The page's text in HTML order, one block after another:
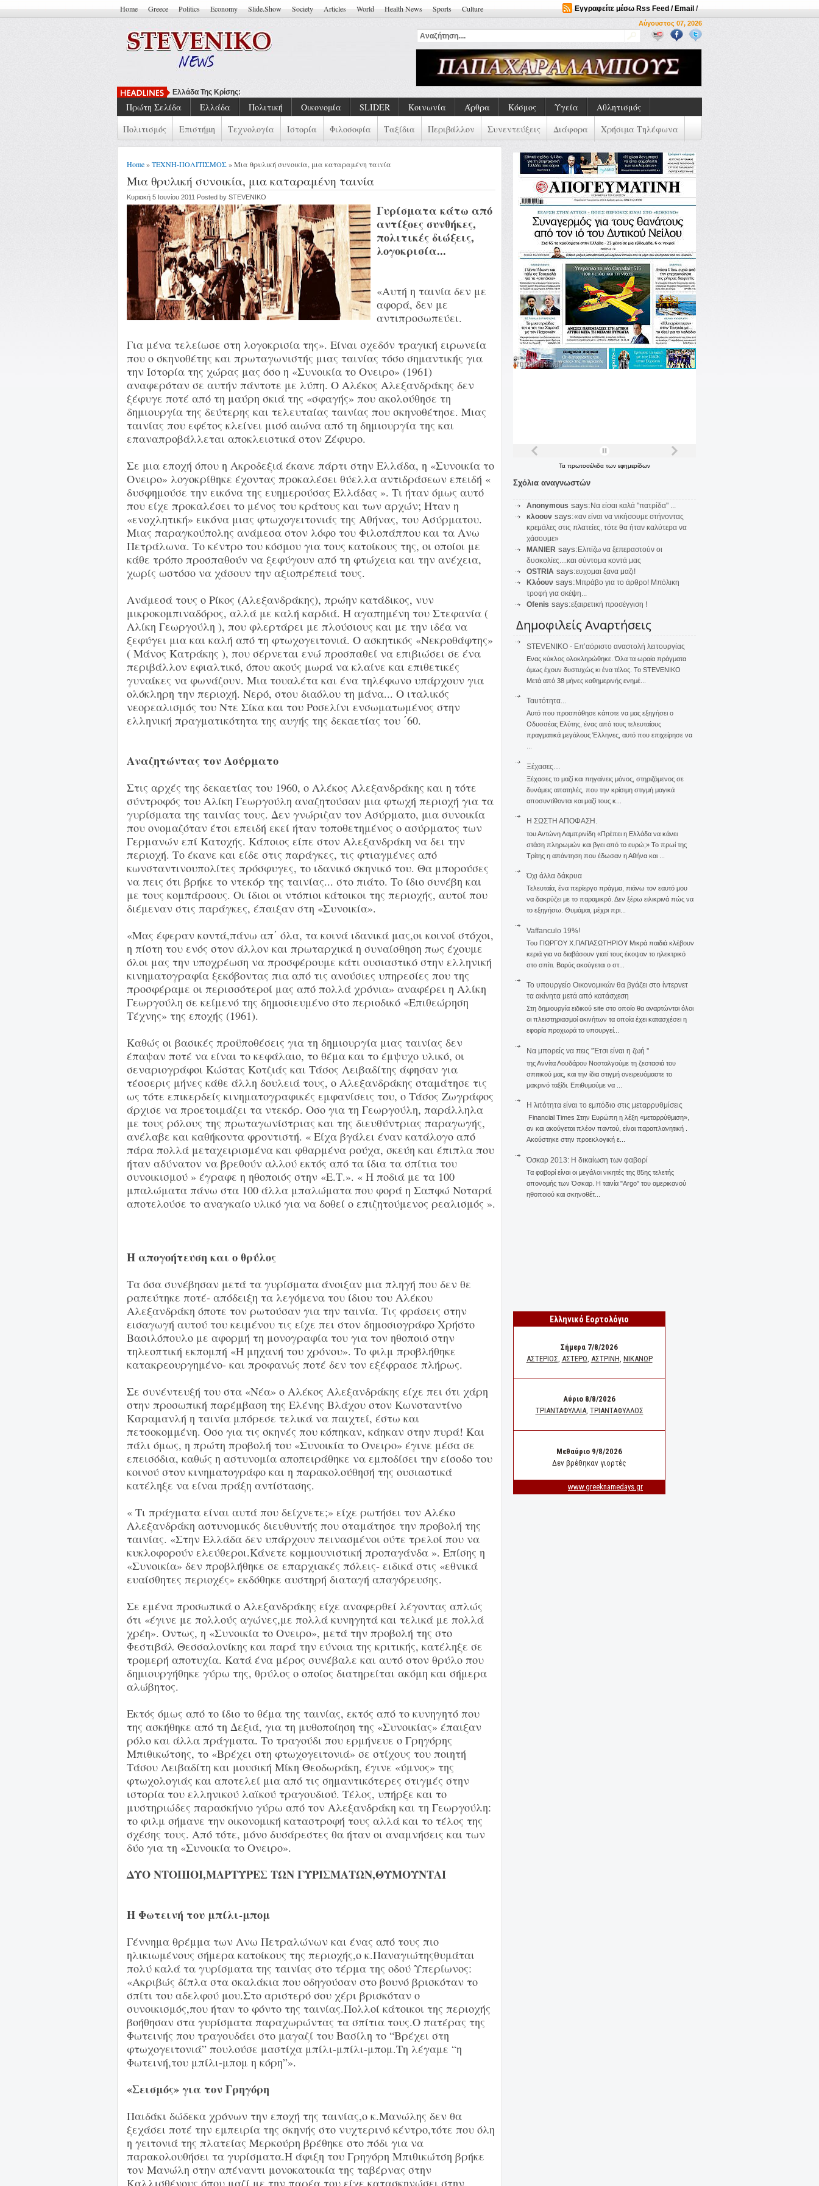
Home Greece Politics Economy Slide.Show Society Articles World Health News Sports Culture Εγγραφείτε μέσω Rss Feed / Email /
Αύγουστος 07, 2026
Ελλάδα Της Κρίσης: Συλλογικά Τραύματα Και Συλλογικές Ευθ
Πρώτη Σελίδα Ελλάδα Πολιτική Οικονομία SLIDER Κοινωνία Άρθρα Κόσμος Υγεία
Αθλητισμός
Πολιτισμός
Επιστήμη Τεχνολογία Ιστορία Φιλοσοφία Ταξίδια Περιβάλλον Συνεντεύξεις Διάφορα Χρήσιμα Τηλέφωνα
Home»ΤΕΧΝΗ-ΠΟΛΙΤΙΣΜΟΣ» Μια θρυλική συνοικία, μια καταραμένη ταινία
Μια θρυλική συνοικία, μια καταραμένη ταινία
Κυριακή 5 Ιουνίου 2011 Posted by STEVENIKO
Γυρίσματα κάτω από
αντίξοες συνθήκες,
πολιτικές διώξεις,
λογοκρισία...
«Αυτή η ταινία δεν με
αφορά, δεν με
αντιπροσωπεύει.
Για μένα τελείωσε στη λογοκρισία της». Είναι σχεδόν τραγική ειρωνεία
που ο σκηνοθέτης και πρωταγωνιστής μιας ταινίας τόσο σημαντικής για
την Ιστορία της χώρας μας όσο η «Συνοικία το Ονειρο» (1961)
αναφερόταν σε αυτήν πάντοτε με λύπη. Ο Αλέκος Αλεξανδράκης δεν
ξέφυγε ποτέ από τη μαύρη σκιά της «σφαγής» που ακολούθησε τη
δημιουργία της δεύτερης και τελευταίας ταινίας που σκηνοθέτησε. Μιας
ταινίας που εφέτος κλείνει μισό αιώνα από τη δημιουργία της και
επαναπροβάλλεται αποκλειστικά στον Ζέφυρο.
Σε μια εποχή όπου η Ακροδεξιά έκανε πάρτι στην Ελλάδα, η «Συνοικία το
Ονειρο» λογοκρίθηκε έχοντας προκαλέσει θύελλα αντιδράσεων επειδή «
δυσφημούσε την εικόνα της ευημερούσας Ελλάδας ». Τι ήταν όμως αυτό
που είχε προκαλέσει το μένος του κράτους και των αρχών; Ηταν η
«ενοχλητική» εικόνα μιας φτωχογειτονιάς της Αθήνας, του Ασύρματου.
Μιας παραγκούπολης ανάμεσα στον λόφο του Φιλοπάππου και τα Ανω
Πετράλωνα. Το κέντρο του κόσμου για τους κατοίκους της, οι οποίοι με
κάθε τρόπο προσπαθούν να ξεφύγουν από τη φτώχεια και την ανέχεια,
χωρίς ωστόσο να χάσουν την αξιοπρέπειά τους.
Ανάμεσά τους ο Ρίκος (Αλεξανδράκης), πρώην κατάδικος, νυν
μικροκομπιναδόρος, αλλά με καλή καρδιά. Η αγαπημένη του Στεφανία (
Αλίκη Γεωργούλη ), που φλερτάρει με πλούσιους και με την ιδέα να
ξεφύγει μια και καλή από τη φτωχογειτονιά. Ο ασκητικός «Νεκροθάφτης»
( Μάνος Κατράκης ), που σέρνεται ενώ προσπαθεί να επιβιώσει σε ένα
περιβάλλον εφιαλτικό, όπου ακούς μωρά να κλαίνε και επιθετικές
γυναίκες να φωνάζουν. Μια τουαλέτα και ένα τηλέφωνο υπάρχουν για
ολόκληρη την περιοχή. Νερό, στου διαόλου τη μάνα... Ο ιταλικός
νεορεαλισμός του Ντε Σίκα και του Ροσελίνι ενσωματωμένος στην
ελληνική πραγματικότητα της αυγής της δεκαετίας του ΄60.
Αναζητώντας τον Ασύρματο
Στις αρχές της δεκαετίας του 1960, ο Αλέκος Αλεξανδράκης και η τότε
σύντροφός του Αλίκη Γεωργούλη αναζητούσαν μια φτωχή περιοχή για τα
γυρίσματα της ταινίας τους. Δεν γνώριζαν τον Ασύρματο, μια συνοικία
που ονομαζόταν έτσι επειδή εκεί ήταν τοποθετημένος ο ασύρματος των
Γερμανών επί Κατοχής. Κάποιος είπε στον Αλεξανδράκη να δει την
περιοχή. Το έκανε και είδε στις παράγκες, τις φτιαγμένες από
κωνσταντινουπολίτες πρόσφυγες, το ιδανικό σκηνικό του. Θα μπορούσες
να πεις ότι βρήκε το ντεκόρ της ταινίας... στο πιάτο. Το ίδιο συνέβη και
με τους κομπάρσους. Οι ίδιοι οι ντόπιοι κάτοικοι της περιοχής, αυτοί που
διέμεναν στις παράγκες, έπαιξαν στη «Συνοικία».
«Μας έφεραν κοντά,πάνω απ΄ όλα, τα κοινά ιδανικά μας,οι κοινοί στόχοι,
η πίστη του ενός στον άλλον και πρωταρχικά η συναίσθηση πως έχουμε
όλοι μας την υποχρέωση να προσφέρουμε κάτι ουσιαστικό στην ελληνική
κινηματογραφία ξεκόβοντας πια από τις ανούσιες υπηρεσίες που της
προσφέραμε οι περισσότεροί μας από πολλά χρόνια» αναφέρει η Αλίκη
Γεωργούλη σε κείμενό της δημοσιευμένο στο περιοδικό «Επιθεώρηση
Τέχνης» της εποχής (1961).
Καθώς οι βασικές προϋποθέσεις για τη δημιουργία μιας ταινίας δεν
έπαψαν ποτέ να είναι το κεφάλαιο, το θέμα και το έμψυχο υλικό, οι
σεναριογράφοι Κώστας Κοτζιάς και Τάσος Λειβαδίτης άφησαν για
τέσσερις μήνες κάθε άλλη δουλειά τους, ο Αλεξανδράκης σταμάτησε τις
ως τότε επικερδείς κινηματογραφικές εμφανίσεις του, ο Τάσος Ζωγράφος
άρχισε να προετοιμάζει τα ντεκόρ. Οσο για τη Γεωργούλη, παράλληλα
με τους ρόλους της πρωταγωνίστριας και της διευθύντριας παραγωγής,
ανέλαβε και καθήκοντα φροντιστή. « Είχα βγάλει έναν κατάλογο από
πάρα πολλά μεταχειρισμένα και φθαρμένα ρούχα, σκεύη και έπιπλα που
ήταν αδύνατον να βρεθούν αλλού εκτός από τα ίδια τα σπίτια του
συνοικισμού » έγραφε η ηθοποιός στην «Ε.Τ.». « Η ποδιά με τα 100
μπαλώματα πάνω στα 100 άλλα μπαλώματα που φορά η Σαπφώ Νοταρά
αποτελούσε το αναγκαίο υλικό για να δοθεί ο επιζητούμενος ρεαλισμός ».
Η απογοήτευση και ο θρύλος
Τα όσα συνέβησαν μετά τα γυρίσματα άνοιξαν μια πληγή που δεν θε
ραπεύτηκε ποτέ- απόδειξη τα λεγόμενα του ίδιου του Αλέκου
Αλεξανδράκη όποτε τον ρωτούσαν για την ταινία. Τις φράσεις στην
εισαγωγή αυτού του κειμένου τις είχε πει στον δημοσιογράφο Χρήστο
Βασιλόπουλο με αφορμή τη μονογραφία του για τον ηθοποιό στην
τηλεοπτική εκπομπή «Η μηχανή του χρόνου». Το φιλμ προβλήθηκε
κατακρεουργημένο- και προφανώς ποτέ δεν τον εξέφρασε πλήρως.
Σε συνέντευξή του στα «Νέα» ο Αλέκος Αλεξανδράκης είχε πει ότι χάρη
στην προσωπική παρέμβαση της Ελένης Βλάχου στον Κωνσταντίνο
Καραμανλή η ταινία μπόρεσε τελικά να παιχτεί, έστω και
πετσοκομμένη. Οσο για τις σκηνές που κόπηκαν, κάηκαν στην πυρά! Και
πάλι όμως, η πρώτη προβολή του «Συνοικία το Ονειρο» έγινε μέσα σε
επεισόδια, καθώς η αστυνομία αποπειράθηκε να εμποδίσει την είσοδο του
κοινού στον κινηματογράφο και η παρακολούθησή της ουσιαστικά
κατέληξε να είναι πράξη αντίστασης.
« Τι πράγματα είναι αυτά που δείχνετε;» είχε ρωτήσει τον Αλέκο
Αλεξανδράκη αστυνομικός διευθυντής που σταμάτησε την προβολή της
ταινίας. «Στην Ελλάδα δεν υπάρχουν πεινασμένοι ούτε τρελοί που να
κυκλοφορούν ελεύθεροι.Κάνετε κομμουνιστική προπαγάνδα ». Επίσης η
«Συνοικία» δεν προβλήθηκε σε επαρχιακές πόλεις- ειδικά στις «εθνικά
ευαίσθητες περιοχές» εκδόθηκε αυστηρή διαταγή απαγόρευσης.
Σε εμένα προσωπικά ο Αλεξανδράκης είχε αναφερθεί λέγοντας απλώς
ότι «έγινε με πολλούς αγώνες,με πολλά κυνηγητά και τελικά με πολλά
χρέη». Οντως, η «Συνοικία το Ονειρο», μετά την προβολή της στο
Φεστιβάλ Θεσσαλονίκης και παρά την εύνοια της κριτικής, κατέληξε σε
τρομερή αποτυχία. Κατά ένα μέρος συνέβαλε και αυτό στον θρύλο που
δημιουργήθηκε γύρω της, θρύλος ο οποίος διατηρείται ακόμη και σήμερα
αλώβητος.
Εκτός όμως από το ίδιο το θέμα της ταινίας, εκτός από το κυνηγητό που
της ασκήθηκε από τη Δεξιά, για τη μυθοποίηση της «Συνοικίας» έπαιξαν
ρόλο και άλλα πράγματα. Το τραγούδι που ερμήνευε ο Γρηγόρης
Μπιθικώτσης, το «Βρέχει στη φτωχογειτονιά» σε στίχους του ποιητή
Τάσου Λειβαδίτη και μουσική Μίκη Θεοδωράκη, έγινε «ύμνος» της
φτωχολογιάς και αποτελεί μια από τις σημαντικότερες στιγμές στην
ιστορία του ελληνικού λαϊκού τραγουδιού. Τέλος, υπήρξε και το
μυστηριώδες παρασκήνιο γύρω από τον Αλεξανδράκη και τη Γεωργούλη:
το φιλμ σήμανε την οικονομική καταστροφή τους αλλά και το τέλος της
σχέσης τους. Από τότε, μόνο δυσάρεστες θα ήταν οι αναμνήσεις και των
δύο για τη «Συνοικία το Ονειρο».
ΔΥΟ ΝΤΟΠΙΟΙ,ΜΑΡΤΥΡΕΣ ΤΩΝ ΓΥΡΙΣΜΑΤΩΝ,ΘΥΜΟΥΝΤΑΙ
Η Φωτεινή του μπίλι-μπομ
Γέννημα θρέμμα των Ανω Πετραλώνων και ένας από τους πιο
ηλικιωμένους σήμερα κατοίκους της περιοχής,ο κ.Παναγιώτηςθυμάται
πολύ καλά τα γυρίσματα της ταινίας στο τέρμα της οδού Υπερίωνος:
«Ακριβώς δίπλα στα σκαλάκια που οδηγούσαν στο βουνό βρισκόταν το
σπίτι του αδελφού μου.Στο αριστερό σου χέρι βρισκόταν ο
συνοικισμός,που ήταν το φόντο της ταινίας.Πολλοί κάτοικοι της περιοχής
βοήθησαν στα γυρίσματα παραχωρώντας τα σπίτια τους.Ο πατέρας της
Φωτεινής που τραγουδάει στο μαγαζί του Βασίλη το “Βρέχει στη
φτωχογειτονιά” πουλούσε μαστίχα μπίλι-μπίλι-μπομ.Τη λέγαμε “η
Φωτεινή,του μπίλι-μπομ η κόρη”».
«Σεισμός» για τον Γρηγόρη
Παιδάκι δώδεκα χρόνων την εποχή της ταινίας,ο κ.Μανώλης δεν θα
ξεχάσει ποτέ την εμπειρία της σκηνής στο νυχτερινό κέντρο,τότε που όλη
η γειτονιά της πλατείας Μερκούρη βρέθηκε στο πόδι για να
παρακολουθήσει τα γυρίσματα.Η άφιξη του Γρηγόρη Μπιθικώτση βρήκε
τον Μανώλη στην απέναντι μονοκατοικία της ταβέρνας στην
Καλλισθένους,όπου μαζί με την παρέα του είχε κατασκηνώσει στην
Τα πρωτοσέλιδα των εφημερίδων
Σχόλια αναγνωστών
Anonymous says: Να είσαι καλά "πατρίδα" ...
κλοουν says:«αν είναι να νικήσουμε στήνοντας
κρεμάλες στις πλατείες, τότε θα ήταν καλύτερα να
χάσουμε»
MANIER says: Ελπίζω να ξεπεραστούν οι
δυσκολίες....και σύντομα κοντά μας
OSTRIA says:ευχομαι ξανα μαζι!
Κλόουν says: Μπράβο για το άρθρο! Μπόλικη
τροφή για σκέψη...
Ofenis says:εξαιρετική προσέγγιση !
Δημοφιλείς Αναρτήσεις
STEVENIKO - Επ’αόριστο αναστολή λειτουργίας
Ενας κύκλος ολοκληρώθηκε. Όλα τα ωραία πράγματα
όμως έχουν δυστυχώς κι ένα τέλος. Το STEVENIKO
Μετά από 38 μήνες καθημερινής ενημέ...
Ταυτότητα...
Αυτό που προσπάθησε κάποτε να μας εξηγήσει ο
Οδυσσέας Ελύτης, ένας από τους τελευταίους
πραγματικά μεγάλους Έλληνες, αυτό που επιχείρησε να
...
Ξέχασες…
Ξέχασες το μαζί και πηγαίνεις μόνος, στηριζόμενος σε
δυνάμεις απατηλές, που την κρίσιμη στιγμή μαγικά
αποσυντίθονται και μαζί τους κ...
Η ΣΩΣΤΗ ΑΠΟΦΑΣΗ.
του Αντώνη Λαμπρινίδη «Πρέπει η Ελλάδα να κάνει
στάση πληρωμών και βγει από το ευρώ;» Το πρωί της
Τρίτης η απάντηση που έδωσαν η Αθήνα και ...
Όχι άλλα δάκρυα
Τελευταία, ένα περίεργο πράγμα, πιάνω τον εαυτό μου
να δακρύζει με το παραμικρό. Δεν ξέρω ειλικρινά πώς να
το εξηγήσω. Θυμάμαι, μέχρι πρι...
Vaffanculo 19%!
Του ΓΙΩΡΓΟΥ Χ.ΠΑΠΑΣΩΤΗΡΙΟΥ Μικρά παιδιά κλέβουν
κεριά για να διαβάσουν γιατί τους έκοψαν το ηλεκτρικό
στο σπίτι. Βαρύς ακούγεται ο στ...
To υπουργείο Οικονομικών θα βγάζει στο ίντερνετ
τα ακίνητα μετά από κατάσχεση
Στη δημιουργία ειδικού site στο οποίο θα αναρτώνται όλοι
οι πλειστηριασμοί ακινήτων τα οποία έχει κατασχέσει η
εφορία προχωρά το υπουργεί...
Να μπορείς να πεις ''Έτσι είναι η ζωή ''
της Αννίτα Λουδάρου Νοσταλγούμε τη ζεστασιά του
σπιτικού μας, και την ίδια στιγμή ονειρευόμαστε το
μακρινό ταξίδι. Επιθυμούμε να ...
Η λιτότητα είναι το εμπόδιο στις μεταρρυθμίσεις
Financial Times Στην Ευρώπη η λέξη «μεταρρύθμιση»,
αν και ακούγεται πλέον παντού, είναι παραπλανητική .
Ακούστηκε στην προεκλογική ε...
Όσκαρ 2013: Η δικαίωση των φαβορί
Τα φαβορί είναι οι μεγάλοι νικητές της 85ης τελετής
απονομής των Όσκαρ. Η ταινία "Αrgo" του αμερικανού
ηθοποιού και σκηνοθέτ...